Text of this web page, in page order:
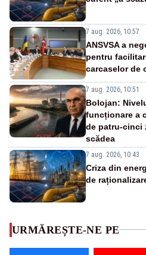
7 aug. 2026, 10:57
ANSVSA a
pentru
carcaselor de
7 aug. 2026, 10:51
Bolojan:
funcționare a
de patru-cinci
scădea
7 aug. 2026, 10:43
Criza din
de
URMĂREȘTE-NE PE